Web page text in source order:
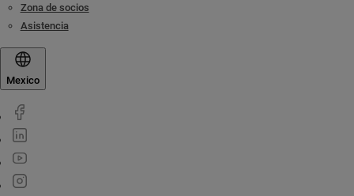
Zona de socios
Asistencia
Mexico